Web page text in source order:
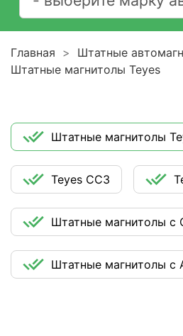
Главная
Штатные
Штатные магнитолы Teyes
Штатные магнитолы
Teyes CC3
Штатные магнитолы с
Штатные магнитолы с